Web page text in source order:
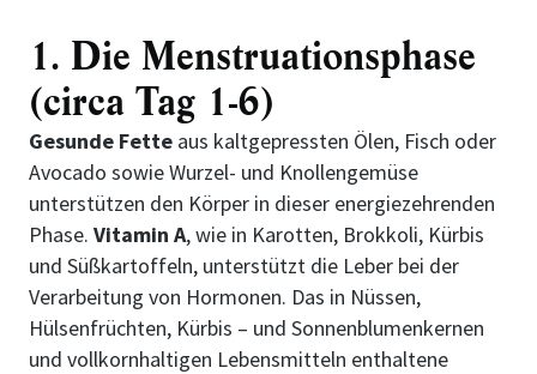
1. Die Menstruationsphase
(circa Tag 1-6)
Gesunde Fette aus kaltgepressten Ölen, Fisch oder
Avocado sowie Wurzel- und Knollengemüse
unterstützen den Körper in dieser energiezehrenden
Phase. Vitamin A, wie in Karotten, Brokkoli, Kürbis
und Süßkartoffeln, unterstützt die Leber bei der
Verarbeitung von Hormonen. Das in Nüssen,
Hülsenfrüchten, Kürbis – und Sonnenblumenkernen
und vollkornhaltigen Lebensmitteln enthaltene